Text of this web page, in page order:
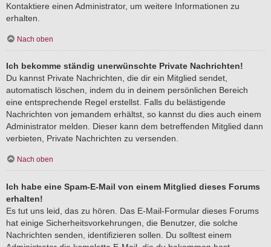
Kontaktiere einen Administrator, um weitere Informationen zu
erhalten.
Nach oben
Ich bekomme ständig unerwünschte Private Nachrichten!
Du kannst Private Nachrichten, die dir ein Mitglied sendet,
automatisch löschen, indem du in deinem persönlichen Bereich
eine entsprechende Regel erstellst. Falls du belästigende
Nachrichten von jemandem erhältst, so kannst du dies auch einem
Administrator melden. Dieser kann dem betreffenden Mitglied dann
verbieten, Private Nachrichten zu versenden.
Nach oben
Ich habe eine Spam-E-Mail von einem Mitglied dieses Forums
erhalten!
Es tut uns leid, das zu hören. Das E-Mail-Formular dieses Forums
hat einige Sicherheitsvorkehrungen, die Benutzer, die solche
Nachrichten senden, identifizieren sollen. Du solltest einem